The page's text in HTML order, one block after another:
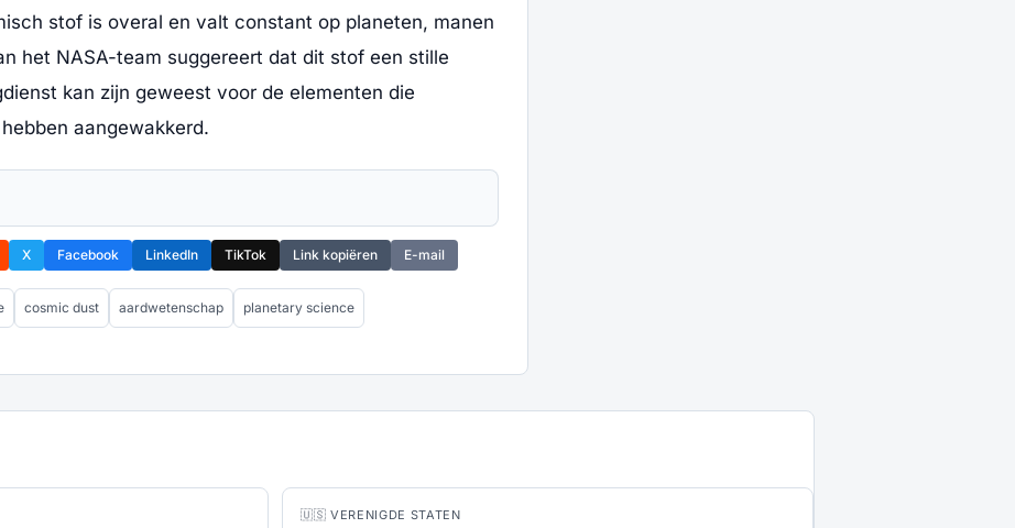
stof is overal en valt constant op planeten, manen
het NASA-team suggereert dat dit stof een stille
kan zijn geweest voor de elementen die
aangewakkerd.
X Facebook LinkedIn TikTok Link kopiëren E-mail
cosmic dust aardwetenschap planetary science
🇺🇸 VERENIGDE STATEN